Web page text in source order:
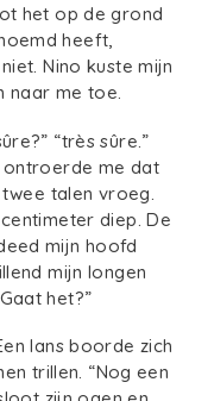
het op de grond
heeft,
Nino kuste mijn
naar me toe.
“très sûre.”
ontroerde me dat
talen vroeg.
diep. De
mijn hoofd
mijn longen
het?”
lans boorde zich
trillen. “Nog een